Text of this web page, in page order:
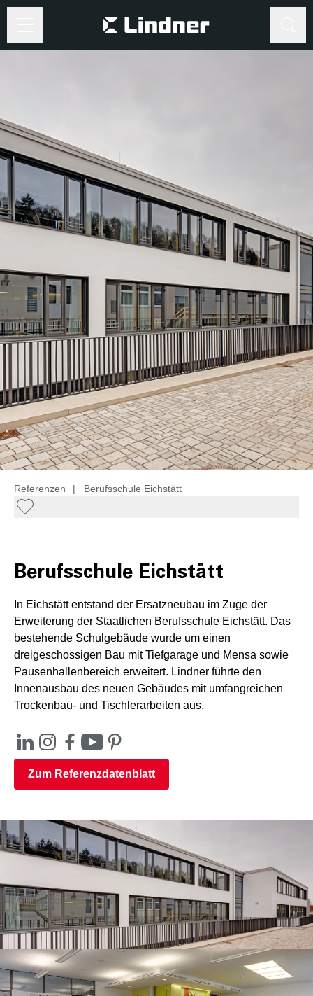
Referenzen | Berufsschule Eichstätt
Berufsschule Eichstätt
In Eichstätt entstand der Ersatzneubau im Zuge der
Erweiterung der Staatlichen Berufsschule Eichstätt. Das
bestehende Schulgebäude wurde um einen
dreigeschossigen Bau mit Tiefgarage und Mensa sowie
Pausenhallenbereich erweitert. Lindner führte den
Innenausbau des neuen Gebäudes mit umfangreichen
Trockenbau- und Tischlerarbeiten aus.
Zum Referenzdatenblatt